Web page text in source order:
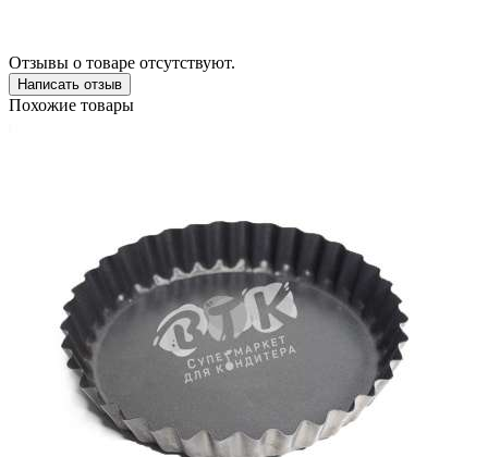
Отзывы о товаре отсутствуют.
Написать отзыв
Похожие товары